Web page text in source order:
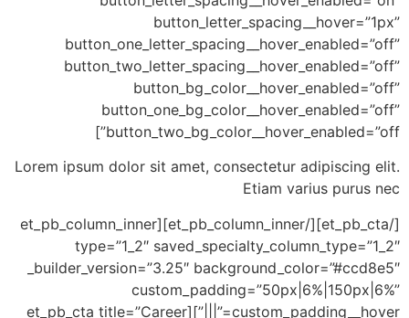
Lorem ipsum dolor sit amet, consectetur
Etiam
[/et_pb_cta][/et_pb_column_inner][et_pb_column_inner
type=”1_2″
_builder_version=”3.25″
custom_padding__hover=”|||”][et_pb_cta title=”Career